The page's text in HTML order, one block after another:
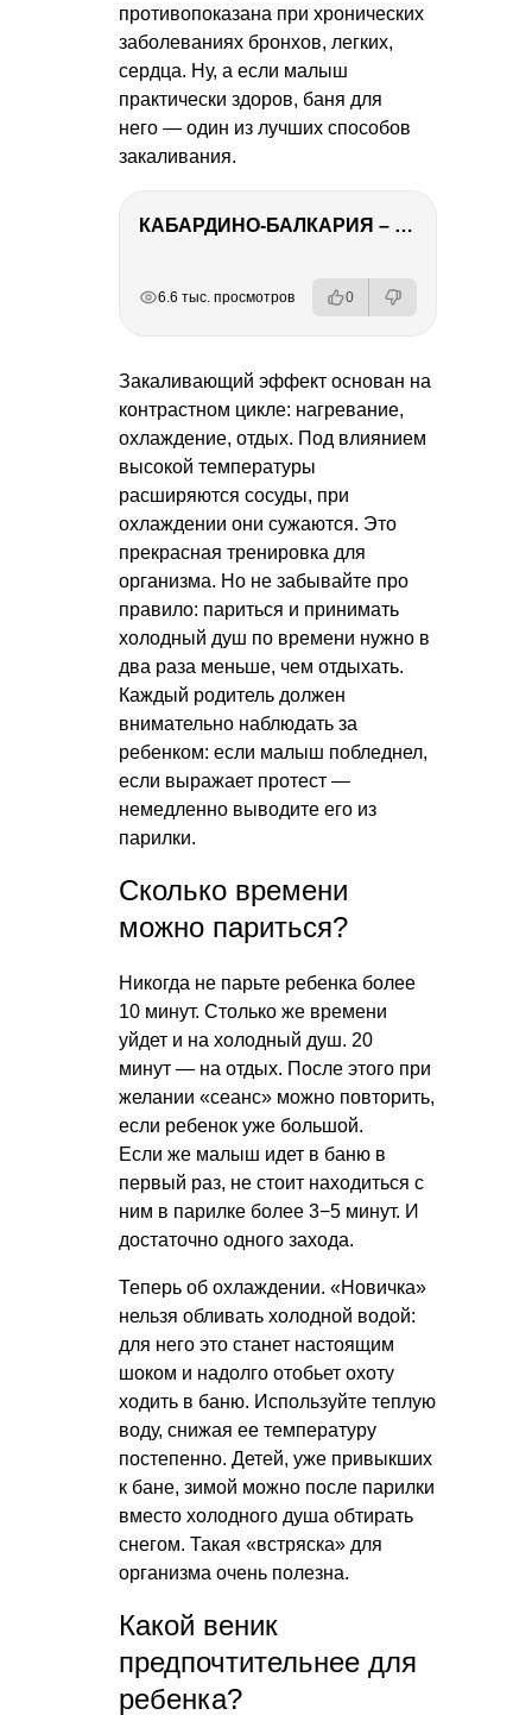
противопоказана при хронических
заболеваниях бронхов, легких,
сердца. Ну, а если малыш
практически здоров, баня для
него — один из лучших способов
закаливания.
КАБАРДИНО-БАЛКАРИЯ – ПУТЕШЕСТВИЕ НА КАВКАЗ часть 3
6.6 тыс. просмотров 0
Закаливающий эффект основан на
контрастном цикле: нагревание,
охлаждение, отдых. Под влиянием
высокой температуры
расширяются сосуды, при
охлаждении они сужаются. Это
прекрасная тренировка для
организма. Но не забывайте про
правило: париться и принимать
холодный душ по времени нужно в
два раза меньше, чем отдыхать.
Каждый родитель должен
внимательно наблюдать за
ребенком: если малыш побледнел,
если выражает протест —
немедленно выводите его из
парилки.
Сколько времени
можно париться?
Никогда не парьте ребенка более
10 минут. Столько же времени
уйдет и на холодный душ. 20
минут — на отдых. После этого при
желании «сеанс» можно повторить,
если ребенок уже большой.
Если же малыш идет в баню в
первый раз, не стоит находиться с
ним в парилке более 3−5 минут. И
достаточно одного захода.
Теперь об охлаждении. «Новичка»
нельзя обливать холодной водой:
для него это станет настоящим
шоком и надолго отобьет охоту
ходить в баню. Используйте теплую
воду, снижая ее температуру
постепенно. Детей, уже привыкших
к бане, зимой можно после парилки
вместо холодного душа обтирать
снегом. Такая «встряска» для
организма очень полезна.
Какой веник
предпочтительнее для
ребенка?